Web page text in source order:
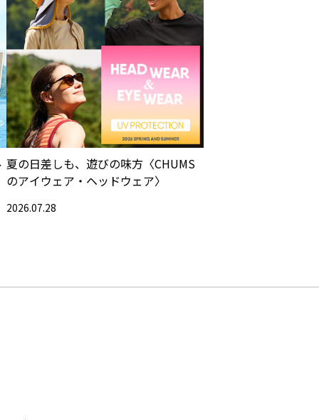
夏の日差しも、遊びの味方〈CHUMS
のアイウェア・ヘッドウェア〉
2026.07.28